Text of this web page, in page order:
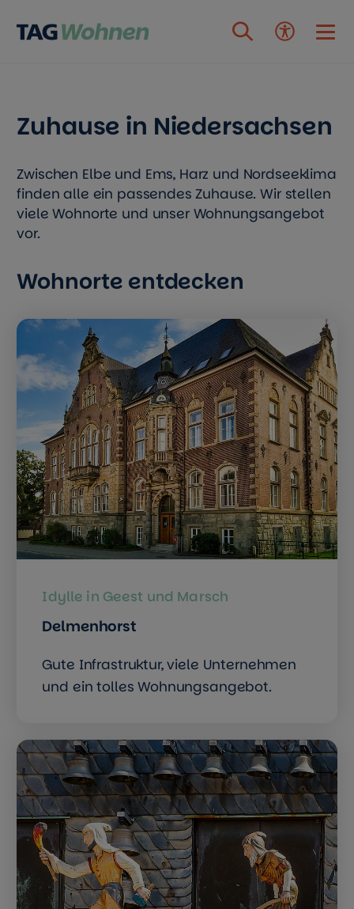
Zuhause in Niedersachsen
Zwischen Elbe und Ems, Harz und Nordseeklima
finden alle ein passendes Zuhause. Wir stellen
viele Wohnorte und unser Wohnungsangebot
vor.
Wohnorte entdecken
Idylle in Geest und Marsch
Delmenhorst
Gute Infrastruktur, viele Unternehmen
und ein tolles Wohnungsangebot.